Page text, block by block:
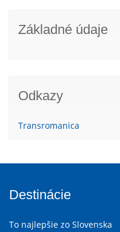
Základné údaje
Odkazy
Transromanica
Destinácie
To najlepšie zo Slovenska